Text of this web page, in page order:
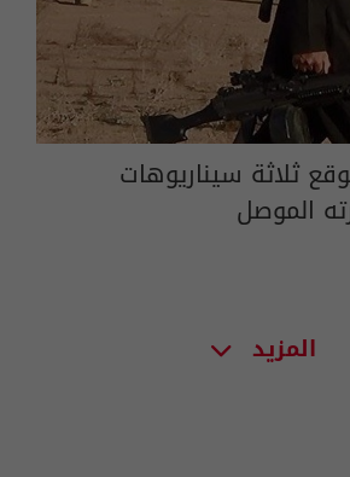
ثلاثة سيناريوهات
الموصل
المزيد